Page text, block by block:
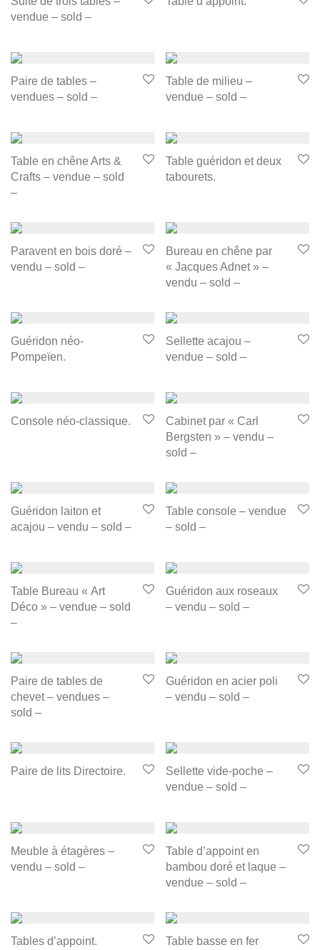
vendue – sold –
Paire de tables –
vendues – sold –
Table de milieu –
vendue – sold –
Table en chêne Arts &
Crafts – vendue – sold
–
Table guéridon et deux
tabourets.
Paravent en bois doré –
vendu – sold –
Bureau en chêne par
« Jacques Adnet » –
vendu – sold –
Guéridon néo-
Pompeïen.
Sellette acajou –
vendue – sold –
Console néo-classique.
Cabinet par « Carl
Bergsten » – vendu –
sold –
Guéridon laiton et
acajou – vendu – sold –
Table console – vendue
– sold –
Table Bureau « Art
Déco » – vendue – sold
–
Guéridon aux roseaux
– vendu – sold –
Paire de tables de
chevet – vendues –
sold –
Guéridon en acier poli
– vendu – sold –
Paire de lits Directoire.
Sellette vide-poche –
vendue – sold –
Meuble à étagères –
vendu – sold –
Table d’appoint en
bambou doré et laque –
vendue – sold –
Tables d’appoint.
Table basse en fer